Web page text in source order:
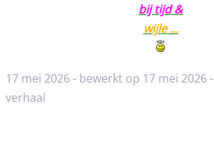
bij tijd &
wijle …
17 mei 2026 - bewerkt op 17 mei 2026 -
verhaal